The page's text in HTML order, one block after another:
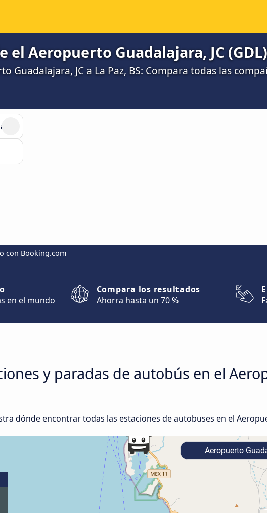
el Aeropuerto Guadalajara, JC (GDL)
Guadalajara, JC a La Paz, BS: Compara todas las
con Booking.com
en el mundo
Compara los resultados
Ahorra hasta un 70 %
y paradas de autobús en el
dónde encontrar todas las estaciones de autobuses en el
Aeropuerto